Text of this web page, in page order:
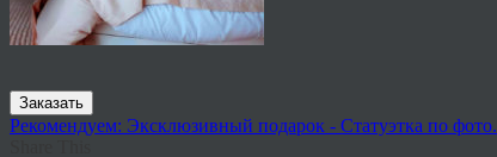
Заказать
Рекомендуем: Эксклюзивный подарок - Статуэтка по фото.